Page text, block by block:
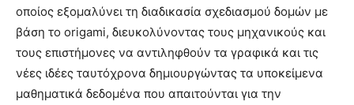
οποίος εξομαλύνει τη διαδικασία σχεδιασμού δομών με
βάση το origami, διευκολύνοντας τους μηχανικούς και
τους επιστήμονες να αντιληφθούν τα γραφικά και τις
νέες ιδέες ταυτόχρονα δημιουργώντας τα υποκείμενα
μαθηματικά δεδομένα που απαιτούνται για την